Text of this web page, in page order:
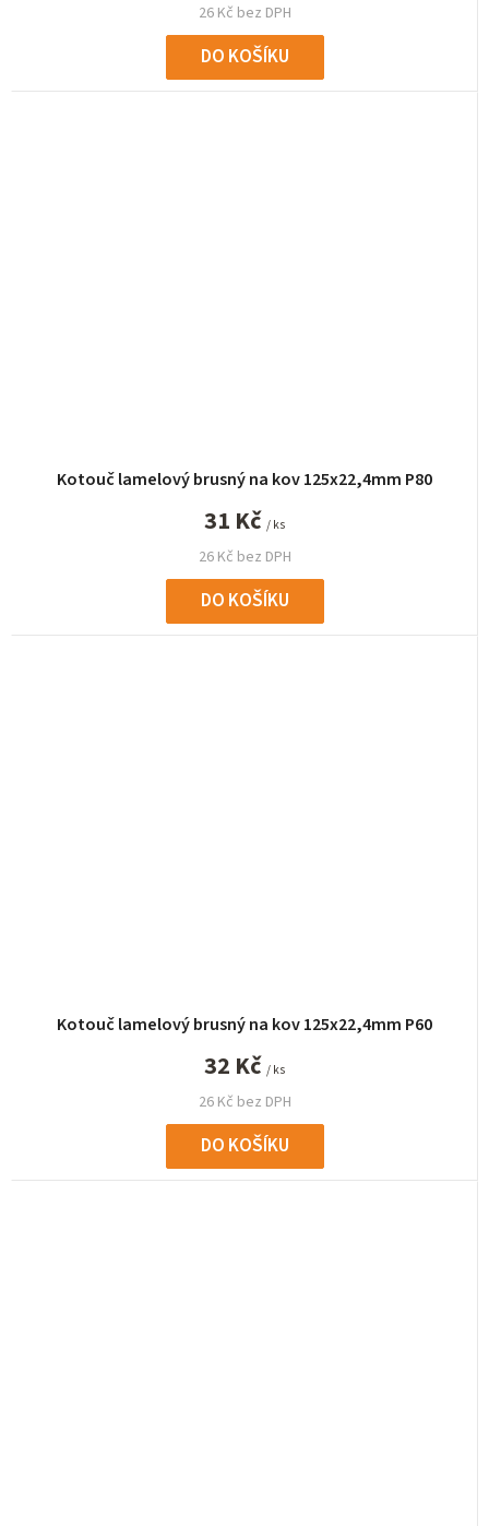
26 Kč bez DPH
DO KOŠÍKU
Kotouč lamelový brusný na kov 125x22,4mm P80
26 Kč bez DPH
31 Kč / ks
DO KOŠÍKU
Kotouč lamelový brusný na kov 125x22,4mm P60
26 Kč bez DPH
32 Kč / ks
DO KOŠÍKU